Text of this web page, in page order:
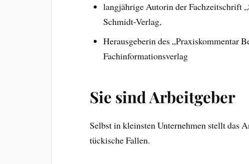
langjährige Autorin der Fachzeitschrift
Schmidt-Verlag,
Herausgeberin des
Fachinformationsverlag
Sie sind Arbeitgeber
Selbst in kleinsten Unternehmen stellt das
tückische Fallen.